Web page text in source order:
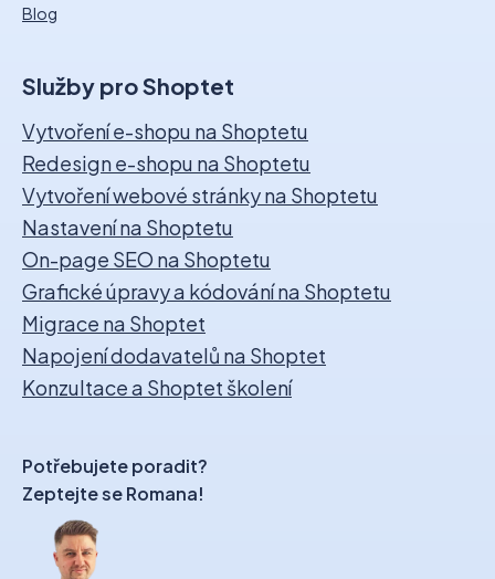
Blog
Služby pro Shoptet
Vytvoření e-shopu na Shoptetu
Redesign e-shopu na Shoptetu
Vytvoření webové stránky na Shoptetu
Nastavení na Shoptetu
On-page SEO na Shoptetu
Grafické úpravy a kódování na Shoptetu
Migrace na Shoptet
Napojení dodavatelů na Shoptet
Konzultace a Shoptet školení
Potřebujete poradit?
Zeptejte se Romana!